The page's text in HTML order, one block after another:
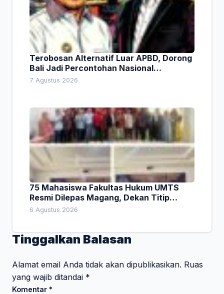
Terobosan Alternatif Luar APBD, Dorong
Bali Jadi Percontohan Nasional
Pembiayaan Daerah
7 Agustus 2026
75 Mahasiswa Fakultas Hukum UMTS
Resmi Dilepas Magang, Dekan Titip
Empat Pesan Penting
6 Agustus 2026
Tinggalkan Balasan
Alamat email Anda tidak akan dipublikasikan. Ruas
yang wajib ditandai *
Komentar *